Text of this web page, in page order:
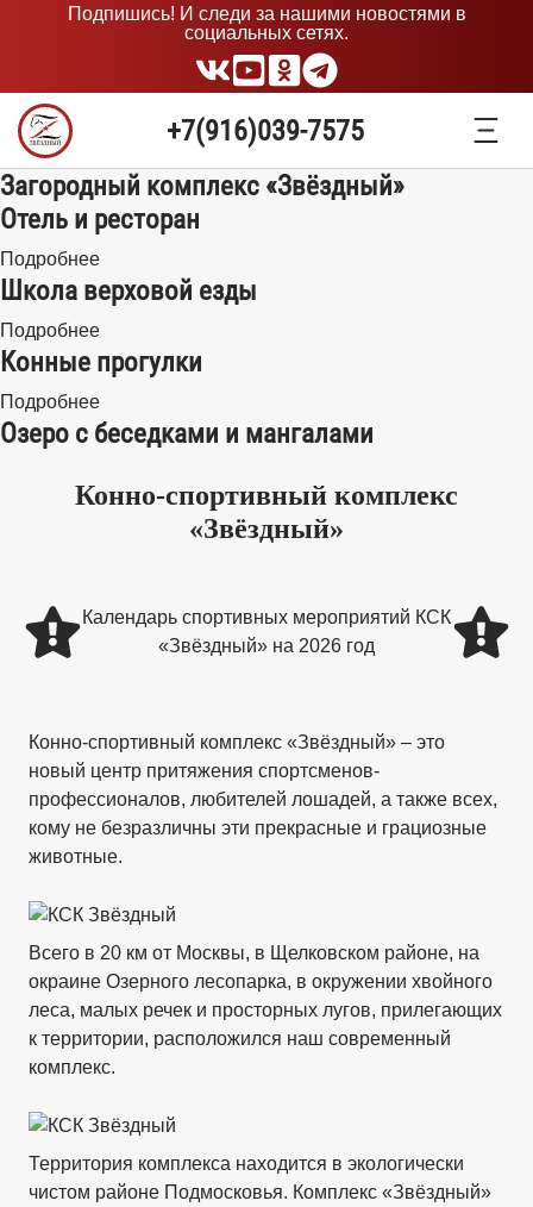
Подпишись! И следи за нашими новостями в
социальных сетях.
+7(916)039-7575
Загородный комплекс «Звёздный»
Отель и ресторан
Подробнее
Школа верховой езды
Подробнее
Конные прогулки
Подробнее
Озеро с беседками и мангалами
Конно-спортивный комплекс
«Звёздный»
Календарь спортивных мероприятий КСК
«Звёздный» на 2026 год
Конно-спортивный комплекс «Звёздный» – это
новый центр притяжения спортсменов-
профессионалов, любителей лошадей, а также всех,
кому не безразличны эти прекрасные и грациозные
животные.
Всего в 20 км от Москвы, в Щелковском районе, на
окраине Озерного лесопарка, в окружении хвойного
леса, малых речек и просторных лугов, прилегающих
к территории, расположился наш современный
комплекс.
Территория комплекса находится в экологически
чистом районе Подмосковья. Комплекс «Звёздный»